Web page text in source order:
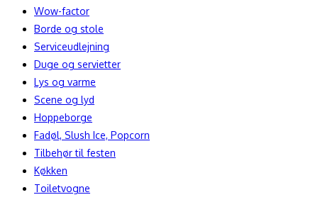
Wow-factor
Borde og stole
Serviceudlejning
Duge og servietter
Lys og varme
Scene og lyd
Hoppeborge
Fadøl, Slush Ice, Popcorn
Tilbehør til festen
Køkken
Toiletvogne